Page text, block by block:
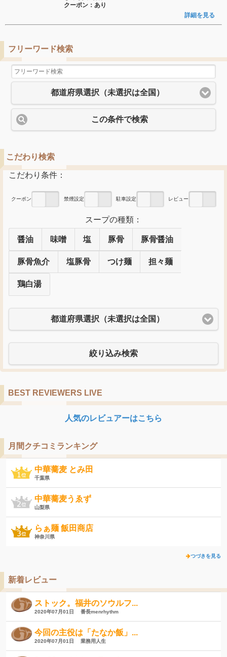
クーポン：あり
詳細を見る
フリーワード検索
都道府県選択（未選択は全国）
この条件で検索
こだわり検索
こだわり条件：
クーポン
あり 禁煙設定
禁煙 駐車設定
あり レビュー
あり
スープの種類：
醤油 味噌 塩 豚骨 豚骨醤油
豚骨魚介 塩豚骨 つけ麺 担々麺
鶏白湯
都道府県選択（未選択は全国）
絞り込み検索
BEST REVIEWERS LIVE
人気のレビュアーはこちら
月間クチコミランキング
中華蕎麦 とみ田
千葉県
中華蕎麦うゑず
山梨県
らぁ麺 飯田商店
神奈川県
つづきを見る
新着レビュー
ストック。福井のソウルフ...
2020年07月01日 番長menrhythm
今回の主役は「たなか飯」...
2020年07月01日 業務用人生